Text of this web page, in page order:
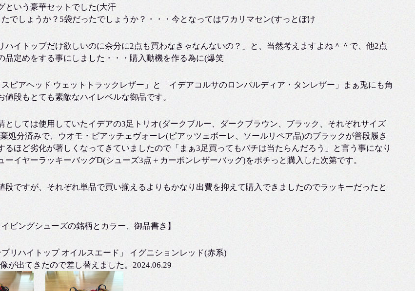
という豪華セットでした(大汗
でしょうか？5袋だったでしょうか？・・・今となってはワカリマセン(すっとぼけ
ハイトップだけ欲しいのに余分に2点も買わなきゃなんないの？」と、当然考えますよね＾＾で、他2点
品定めをする事にしました・・・購入動機を作る為に(爆笑
ピアヘッド ウェットトラックレザー」と「イデアコルサのロンバルディア・タンレザー」まぁ兎にも角
値段もとても素敵なハイレベルな御品です。
としては使用していたイデアの3足トリオ(ダークブルー、ダークブラウン、ブラック、それぞれサイズ
処分済みで、ウオモ・ピアッチェヴォーレ(ピアッツェボーレ、ソールリペア品)のブラックが普段履き
るほど劣化が著しくなってきていましたので「まぁ3足買ってもバチは当たらんだろう」と言う事になり
ーイヤーラッキーバッグⅮ(シューズ3点＋カーボンレザーバッグ)をポチっと購入した次第です。
段ですが、それぞれ単品で買い揃えるよりもかなり出費を抑えて購入できましたのでラッキーだったと
イビングシューズの銘柄とカラー、御品書き】
リハイトップ オイルスエード」 イグニションレッド(赤系)
が出てきたので差し替えました。2024.06.29